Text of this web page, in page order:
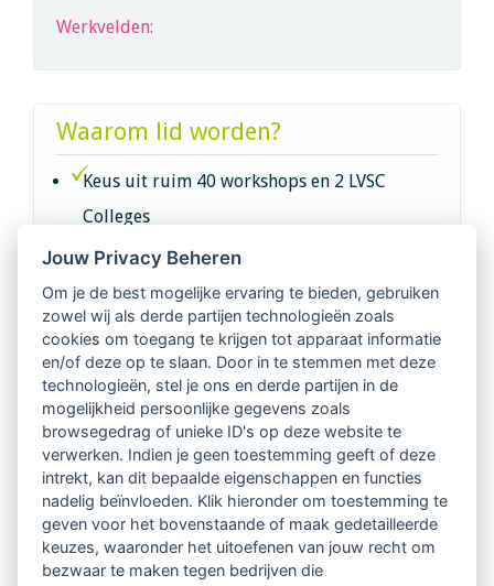
Werkvelden:
Waarom lid worden?
Keus uit ruim 40 workshops en 2 LVSC
Colleges
Intervisie met geregistreerde vakgenoten
Netwerk van 2100 professionals in 14
regio's
Vindbaar voor opdrachtgevers
Tijdschrift voor
Begeleidingskunde & kennisbank
Beroepsregistratie (LVSC keurmerk)
Jouw Privacy Beheren
Om je de best mogelijke ervaring te bieden, gebruiken
zowel wij als derde partijen technologieën zoals
cookies om toegang te krijgen tot apparaat informatie
en/of deze op te slaan. Door in te stemmen met deze
technologieën, stel je ons en derde partijen in de
mogelijkheid persoonlijke gegevens zoals
browsegedrag of unieke ID's op deze website te
verwerken. Indien je geen toestemming geeft of deze
intrekt, kan dit bepaalde eigenschappen en functies
nadelig beïnvloeden. Klik hieronder om toestemming te
geven voor het bovenstaande of maak gedetailleerde
keuzes, waaronder het uitoefenen van jouw recht om
bezwaar te maken tegen bedrijven die